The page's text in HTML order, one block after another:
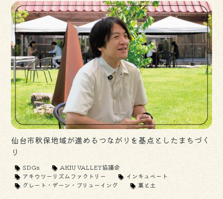
仙台市秋保地域が進めるつながりを基点としたまちづく
り
SDGs
AKIU VALLEY協議会
アキウツーリズムファクトリー
インキュベート
グレート・デーン・ブリューイング
菓と土